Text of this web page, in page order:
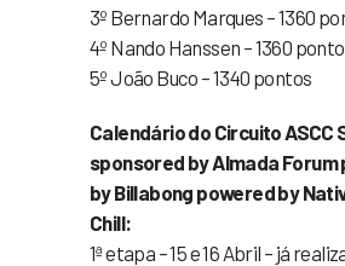
3º Bernardo Marques – 1360
4º Nando Hanssen – 1360
5º João Buco – 1340 pontos
Calendário do Circuito ASCC
sponsored by Almada
by Billabong powered by
Chill:
1ª etapa – 15 e 16 Abril – já